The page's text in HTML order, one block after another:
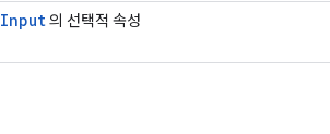
Input의 선택적 속성